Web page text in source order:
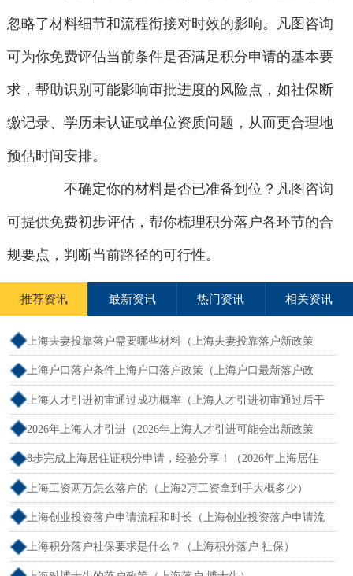
忽略了材料细节和流程衔接对时效的影响。凡图咨询
可为你免费评估当前条件是否满足积分申请的基本要
求，帮助识别可能影响审批进度的风险点，如社保断
缴记录、学历未认证或单位资质问题，从而更合理地
预估时间安排。
不确定你的材料是否已准备到位？凡图咨询
可提供免费初步评估，帮你梳理积分落户各环节的合
规要点，判断当前路径的可行性。
推荐资讯 最新资讯 热门资讯 相关资讯
上海夫妻投靠落户需要哪些材料（上海夫妻投靠落户新政策
2026年）
上海户口落户条件上海户口落户政策（上海户口最新落户政
策）
上海人才引进初审通过成功概率（上海人才引进初审通过后干
什么）
2026年上海人才引进（2026年上海人才引进可能会出新政策
吗）
8步完成上海居住证积分申请，经验分享！（2026年上海居住
证积分办理申请流程和准备材料）
上海工资两万怎么落户的（上海2万工资拿到手大概多少）
上海创业投资落户申请流程和时长（上海创业投资落户申请流
程和时长多久）
上海积分落户社保要求是什么？（上海积分落户 社保）